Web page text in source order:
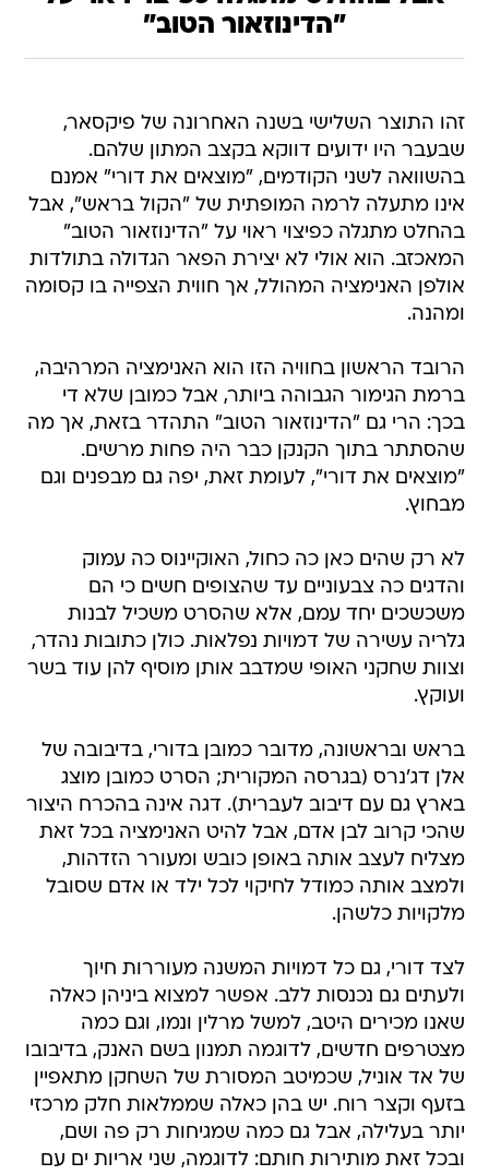
"הדינוזאור הטוב"
זהו התוצר השלישי בשנה האחרונה של פיקסאר,
שבעבר היו ידועים דווקא בקצב המתון שלהם.
בהשוואה לשני הקודמים, "מוצאים את דורי" אמנם
אינו מתעלה לרמה המופתית של "הקול בראש", אבל
בהחלט מתגלה כפיצוי ראוי על "הדינוזאור הטוב"
המאכזב. הוא אולי לא יצירת הפאר הגדולה בתולדות
אולפן האנימציה המהולל, אך חווית הצפייה בו קסומה
ומהנה.
הרובד הראשון בחוויה הזו הוא האנימציה המרהיבה,
ברמת הגימור הגבוהה ביותר, אבל כמובן שלא די
בכך: הרי גם "הדינוזאור הטוב" התהדר בזאת, אך מה
שהסתתר בתוך הקנקן כבר היה פחות מרשים.
"מוצאים את דורי", לעומת זאת, יפה גם מבפנים וגם
מבחוץ.
לא רק שהים כאן כה כחול, האוקיינוס כה עמוק
והדגים כה צבעוניים עד שהצופים חשים כי הם
משכשכים יחד עמם, אלא שהסרט משכיל לבנות
גלריה עשירה של דמויות נפלאות. כולן כתובות נהדר,
וצוות שחקני האופי שמדבב אותן מוסיף להן עוד בשר
ועוקץ.
בראש ובראשונה, מדובר כמובן בדורי, בדיבובה של
אלן דג'נרס (בגרסה המקורית; הסרט כמובן מוצג
בארץ גם עם דיבוב לעברית). דגה אינה בהכרח היצור
שהכי קרוב לבן אדם, אבל להיט האנימציה בכל זאת
מצליח לעצב אותה באופן כובש ומעורר הזדהות,
ולמצב אותה כמודל לחיקוי לכל ילד או אדם שסובל
מלקויות כלשהן.
לצד דורי, גם כל דמויות המשנה מעוררות חיוך
ולעתים גם נכנסות ללב. אפשר למצוא ביניהן כאלה
שאנו מכירים היטב, למשל מרלין ונמו, וגם כמה
מצטרפים חדשים, לדוגמה תמנון בשם האנק, בדיבובו
של אד אוניל, שכמיטב המסורת של השחקן מתאפיין
בזעף וקצר רוח. יש בהן כאלה שממלאות חלק מרכזי
יותר בעלילה, אבל גם כמה שמגיחות רק פה ושם,
ובכל זאת מותירות חותם: לדוגמה, שני אריות ים עם